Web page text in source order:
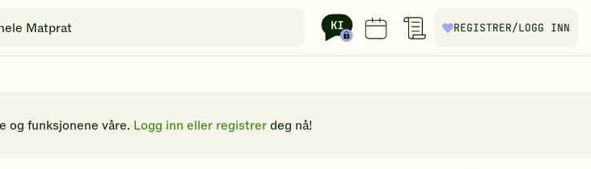
REGISTRER/LOGG INN
og funksjonene våre. Logg inn eller registrer deg nå!